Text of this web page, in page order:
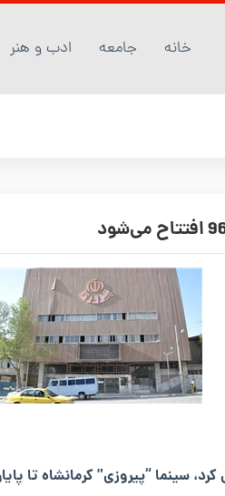
خانه جامعه ادب و هنر
کرمانشاه تا پایان سال 96 به